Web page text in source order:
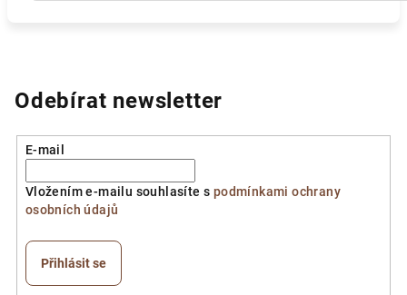
Odebírat newsletter
E-mail
Vložením e-mailu souhlasíte s podmínkami ochrany
osobních údajů
Přihlásit se